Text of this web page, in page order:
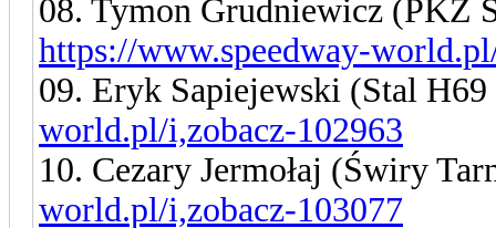
08. Tymon Grudniewicz (PKŻ
https://www.speedway-
09. Eryk Sapiejewski (Stal
world.pl/i,zobacz-102963
10. Cezary Jermołaj (Świry
world.pl/i,zobacz-103077